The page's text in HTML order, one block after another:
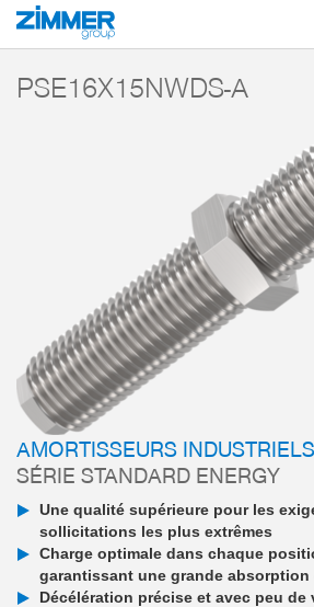
Démarrage Produits
PSE16X15NWDS-A
AMORTISSEURS
SÉRIE STANDARD ENERGY
Une qualité supérieure pour les
sollicitations les plus extrêmes
Charge optimale dans chaque
garantissant une grande absorption
Décélération précise et avec peu de